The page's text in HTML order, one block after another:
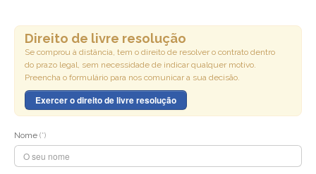
Direito de livre resolução
Se comprou à distância, tem o direito de resolver o contrato dentro
do prazo legal, sem necessidade de indicar qualquer motivo.
Preencha o formulário para nos comunicar a sua decisão.
Exercer o direito de livre resolução
Nome (*)